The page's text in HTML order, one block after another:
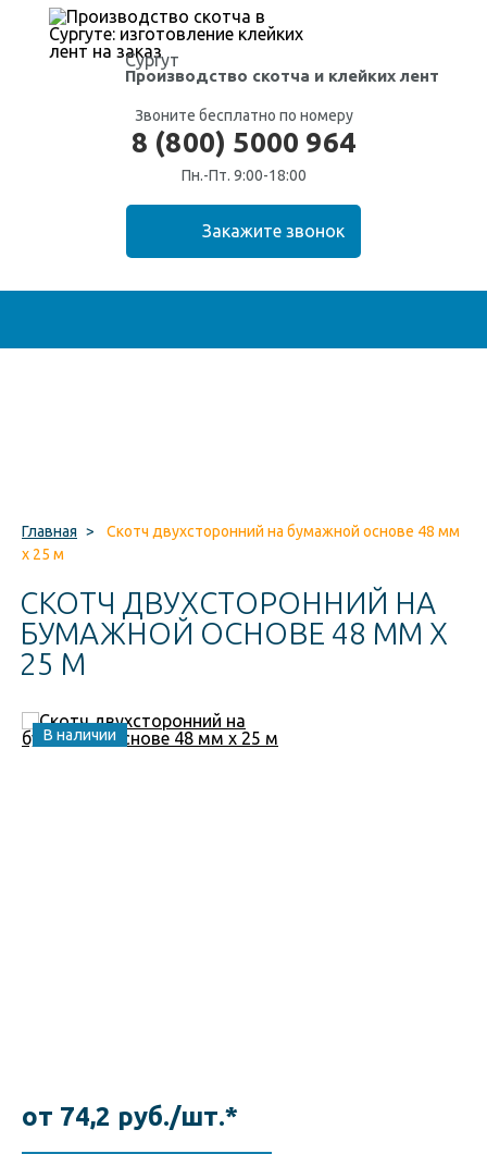
Сургут
Производство скотча и клейких лент
Звоните бесплатно по номеру
8 (800) 5000 964
Пн.-Пт. 9:00-18:00
Главная >
Скотч двухсторонний на бумажной основе 48 мм
x 25 м
СКОТЧ ДВУХСТОРОННИЙ НА
БУМАЖНОЙ ОСНОВЕ 48 ММ X
25 М
В наличии
от 74,2 руб./шт.*